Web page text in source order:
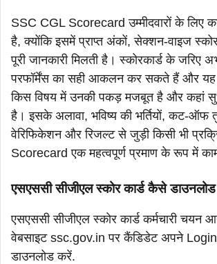
SSC CGL Scorecard उम्मीदवारों के लिए
है, क्योंकि इसमें प्राप्त अंकों, सेक्शन-वाइज
पूरी जानकारी मिलती है। स्कोरकार्ड के जरिए
परफॉर्मेंस का सही आकलन कर सकते हैं और यह
किस विषय में उनकी पकड़ मजबूत है और कहां
है। इसके अलावा, भविष्य की भर्तियों, कट-ऑफ
वेरिफिकेशन और रिजल्ट से जुड़ी किसी भी
Scorecard एक महत्वपूर्ण प्रमाण के रूप में
एसएससी सीजीएल स्कोर कार्ड कैसे
एसएससी सीजीएल स्कोर कार्ड कर्मचारी चयन
वेबसाइट ssc.gov.in पर कैंडिडेट अपने
डाउनलोड करें.